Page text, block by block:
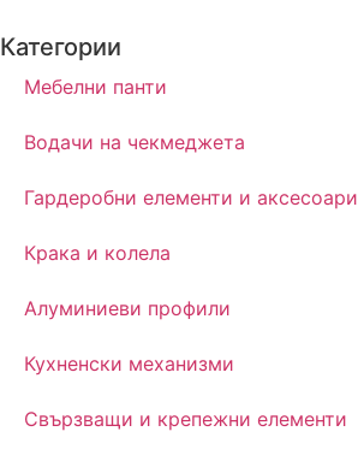
Категории
Мебелни панти
Водачи на чекмеджета
Гардеробни елементи и аксесоари
Крака и колела
Алуминиеви профили
Кухненски механизми
Свързващи и крепежни елементи